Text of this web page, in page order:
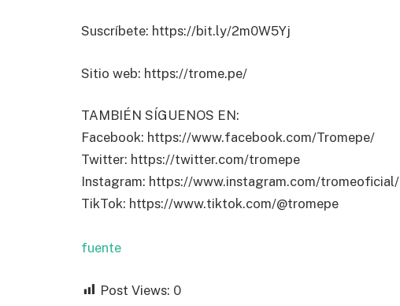
Suscríbete: https://bit.ly/2m0W5Yj
Sitio web: https://trome.pe/
TAMBIÉN SÍGUENOS EN:
Facebook: https://www.facebook.com/Tromepe/
Twitter: https://twitter.com/tromepe
Instagram: https://www.instagram.com/tromeoficial/
TikTok: https://www.tiktok.com/@tromepe
fuente
Post Views: 0